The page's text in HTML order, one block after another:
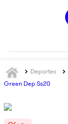
Deportes
Green Dep Ss20
MÁS
BUSCADOS